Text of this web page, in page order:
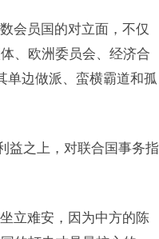
会员国的对立面，不仅
、欧洲委员会、经济合
单边做派、蛮横霸道和孤
益之上，对联合国事务指
立难安，因为中方的陈